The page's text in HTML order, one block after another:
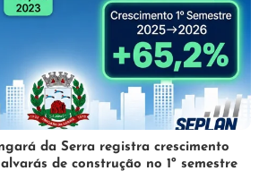
da Serra registra crescimento
de construção no 1º semestre